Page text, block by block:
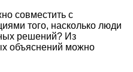
совместить с
того, насколько люди
решений? Из
объяснений можно